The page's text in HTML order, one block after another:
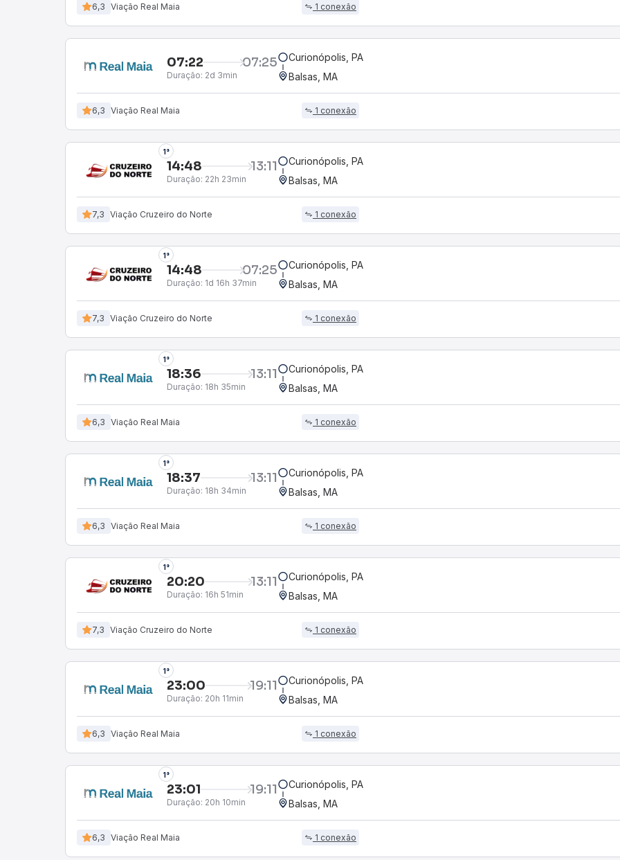
6,3 Viação Real Maia 1 conexão
07:22 07:25
Duração: 2d 3min
Curionópolis, PA
Balsas, MA
6,3 Viação Real Maia 1 conexão
1°
14:48 13:11
Duração: 22h 23min
Curionópolis, PA
Balsas, MA
7,3 Viação Cruzeiro do Norte 1 conexão
1°
14:48 07:25
Duração: 1d 16h 37min
Curionópolis, PA
Balsas, MA
7,3 Viação Cruzeiro do Norte 1 conexão
1°
18:36 13:11
Duração: 18h 35min
Curionópolis, PA
Balsas, MA
6,3 Viação Real Maia 1 conexão
1°
18:37 13:11
Duração: 18h 34min
Curionópolis, PA
Balsas, MA
6,3 Viação Real Maia 1 conexão
1°
20:20 13:11
Duração: 16h 51min
Curionópolis, PA
Balsas, MA
7,3 Viação Cruzeiro do Norte 1 conexão
1°
23:00 19:11
Duração: 20h 11min
Curionópolis, PA
Balsas, MA
6,3 Viação Real Maia 1 conexão
1°
23:01 19:11
Duração: 20h 10min
Curionópolis, PA
Balsas, MA
6,3 Viação Real Maia 1 conexão